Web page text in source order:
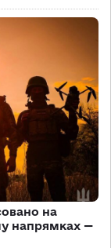
на
напрямках —